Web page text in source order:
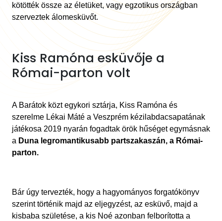
kötötték össze az életüket, vagy egzotikus országban
szerveztek álomesküvőt.
Kiss Ramóna esküvője a
Római-parton volt
A Barátok közt egykori sztárja, Kiss Ramóna és
szerelme Lékai Máté a Veszprém kézilabdacsapatának
játékosa 2019 nyarán fogadtak örök hűséget egymásnak
a Duna legromantikusabb partszakaszán, a Római-
parton.
Bár úgy tervezték, hogy a hagyományos forgatókönyv
szerint történik majd az eljegyzést, az esküvő, majd a
kisbaba születése, a kis Noé azonban felborította a